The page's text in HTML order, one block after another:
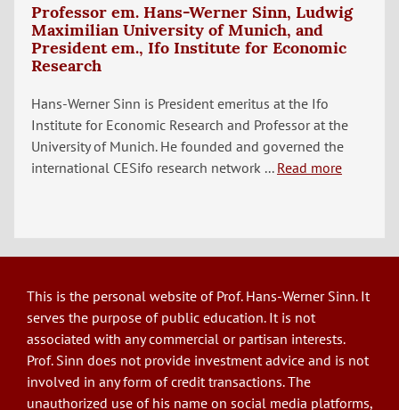
Professor em. Hans-Werner Sinn, Ludwig
Maximilian University of Munich, and
President em., Ifo Institute for Economic
Research
Hans-Werner Sinn is President emeritus at the Ifo
Institute for Economic Research and Professor at the
University of Munich. He founded and governed the
international CESifo research network ... Read more
This is the personal website of Prof. Hans-Werner Sinn. It
serves the purpose of public education. It is not
associated with any commercial or partisan interests.
Prof. Sinn does not provide investment advice and is not
involved in any form of credit transactions. The
unauthorized use of his name on social media platforms,